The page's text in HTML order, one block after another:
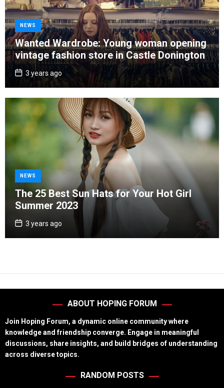
C
a
t
e
g
o
r
i
s
NEWS
Wanted Wardrobe: Young woman opening
vintage fashion store in Castle Donington
P
o
D
a
3 years ago
a
e
g
o
r
s
NEWS
The 25 Best Sun Hats for Your Hot Girl
Summer 2023
P
o
3 years ago
ABOUT HOPING FORUM
Join Hoping Forum, a dynamic online community where
knowledge and friendship converge. Engage in meaningful
discussions, share insights, and build bridges of understanding
across diverse topics.
RANDOM POSTS